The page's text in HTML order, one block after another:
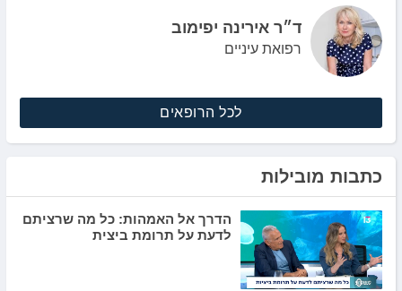
ד״ר אירינה יפימוב
רפואת עיניים
לכל הרופאים
כתבות מובילות
הדרך אל האמהות: כל מה שרציתם
לדעת על תרומת ביצית